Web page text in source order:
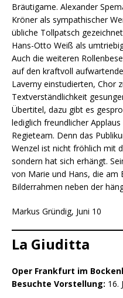
Bräutigame. Alexander
Kröner als sympathischer
übliche Tollpatsch
Hans-Otto Weiß als
Auch die weiteren
auf den kraftvoll
Laverny einstudierten, Chor
Textverständlichkeit
Übertitel, dazu gibt es
lediglich freundlicher
Regieteam. Denn das
Wenzel ist nicht fröhlich mit
sondern hat sich erhängt.
von Marie und Hans, die am
Bilderrahmen neben der
Markus Gründig, Juni 10
La Giuditta
Oper Frankfurt im
Besuchte Vorstellung: 16.